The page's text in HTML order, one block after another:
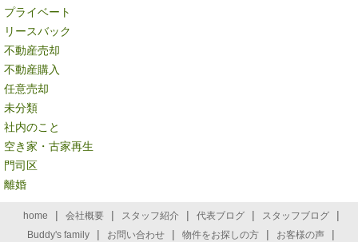
プライベート
リースバック
不動産売却
不動産購入
任意売却
未分類
社内のこと
空き家・古家再生
門司区
離婚
home | 会社概要 | スタッフ紹介 | 代表ブログ | スタッフブログ |
Buddy's family | お問い合わせ | 物件をお探しの方 | お客様の声 |